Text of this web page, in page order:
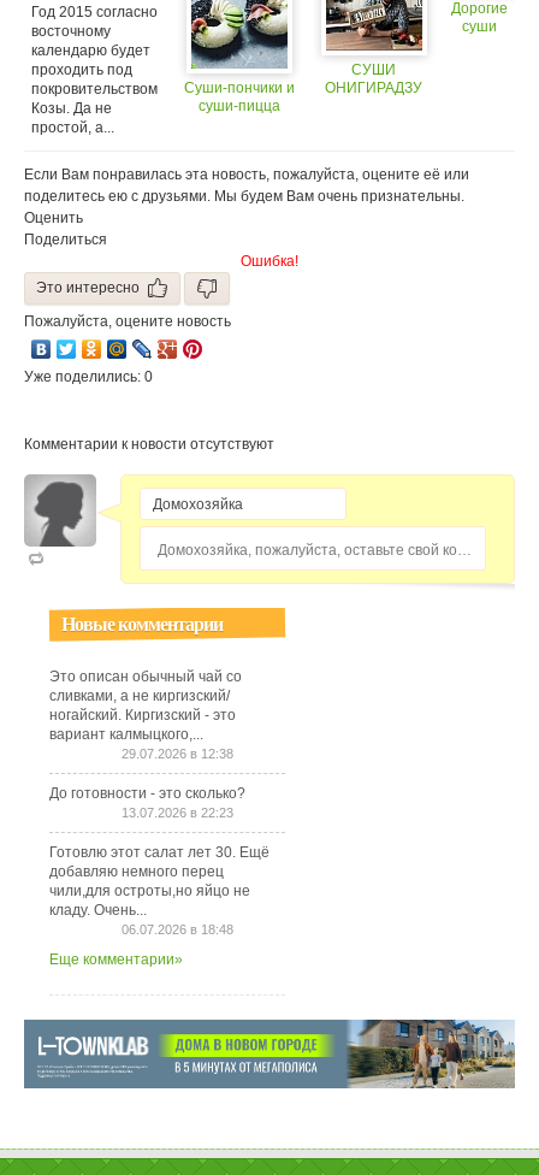
встречать.
Год 2015 согласно
восточному
календарю будет
проходить под
покровительством
Козы. Да не
простой, а...
Суши-пончики и
суши-пицца
СУШИ
ОНИГИРАДЗУ
Дорогие
суши
Если Вам понравилась эта новость, пожалуйста, оцените её или
поделитесь ею с друзьями. Мы будем Вам очень признательны.
Оценить
Поделиться
Ошибка!
Это интересно
Пожалуйста, оцените новость
Уже поделились: 0
Комментарии к новости отсутствуют
Домохозяйка, пожалуйста, оставьте свой комментарий...
Новые комментарии
Это описан обычный чай со
сливками, а не киргизский/
ногайский. Киргизский - это
вариант калмыцкого,...
29.07.2026 в 12:38
До готовности - это сколько?
13.07.2026 в 22:23
Готовлю этот салат лет 30. Ещё
добавляю немного перец
чили,для остроты,но яйцо не
кладу. Очень...
06.07.2026 в 18:48
Еще комментарии»